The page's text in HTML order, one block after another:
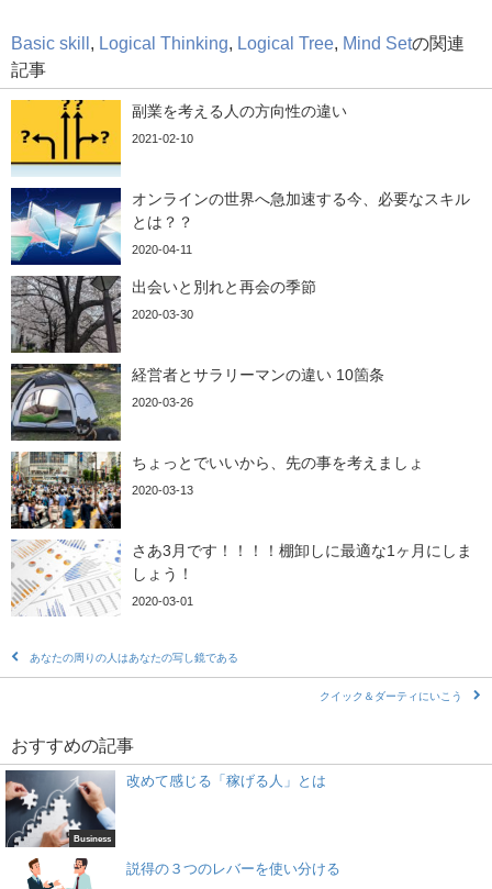
Basic skill , Logical Thinking, Logical Tree, Mind Setの関連
記事
副業を考える人の方向性の違い
2021-02-10
オンラインの世界へ急加速する今、必要なスキル
とは？？
2020-04-11
出会いと別れと再会の季節
2020-03-30
経営者とサラリーマンの違い 10箇条
2020-03-26
ちょっとでいいから、先の事を考えましょ
2020-03-13
さあ3月です！！！！棚卸しに最適な1ヶ月にしま
しょう！
2020-03-01
あなたの周りの人はあなたの写し鏡である
クイック＆ダーティにいこう
おすすめの記事
Business
改めて感じる「稼げる人」とは
説得の３つのレバーを使い分ける